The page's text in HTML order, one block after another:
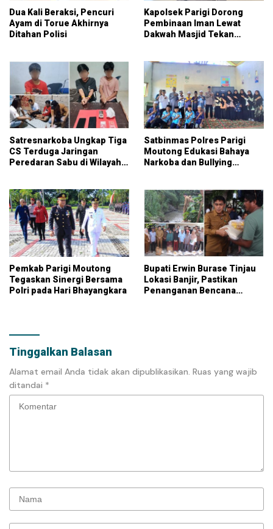
Dua Kali Beraksi, Pencuri
Ayam di Torue Akhirnya
Ditahan Polisi
Kapolsek Parigi Dorong
Pembinaan Iman Lewat
Dakwah Masjid Tekan
Satresnarkoba Ungkap Tiga
CS Terduga Jaringan
Peredaran Sabu di Wilayah
Satbinmas Polres Parigi
Moutong Edukasi Bahaya
Narkoba dan Bullying
Pemkab Parigi Moutong
Tegaskan Sinergi Bersama
Polri pada Hari Bhayangkara
Bupati Erwin Burase Tinjau
Lokasi Banjir, Pastikan
Penanganan Bencana
Tinggalkan Balasan
Alamat email Anda tidak akan dipublikasikan. Ruas yang wajib
ditandai *